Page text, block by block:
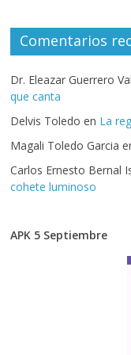
Comentarios
Dr. Eleazar Guerrero
que canta
Delvis Toledo en La
Magali Toledo Garcia
Carlos Ernesto Bernal
cohete luminoso
APK 5 Septiembre